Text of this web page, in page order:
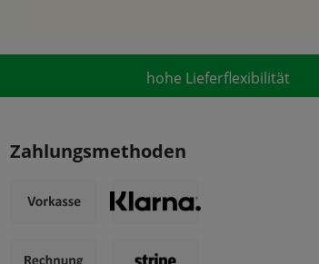
hohe Lieferflexibilität
Zahlungsmethoden